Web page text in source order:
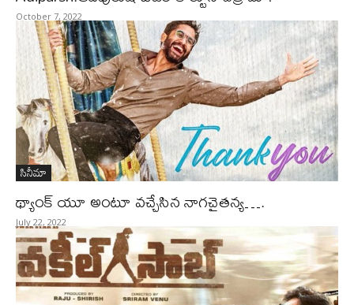
October 7, 2022
సినీమా
థ్యాంక్ యూ అంటూ వచ్చేసిన నాగచైతన్య….
July 22, 2022